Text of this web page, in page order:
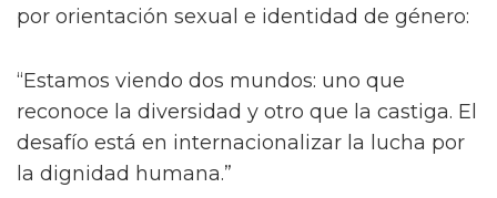
un ciberespacio en el que puedan contactar
4. ¿Hacia dónde vamos? Educación
inclusiva y el futuro
Mayor reconocimiento legal, pero con